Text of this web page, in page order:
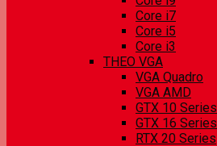
Core i7
Core i5
Core i3
THEO VGA
VGA Quadro
VGA AMD
GTX 10 Series
GTX 16 Series
RTX 20 Series